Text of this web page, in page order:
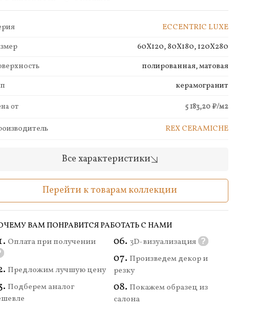
ECCENTRIC LUXE
60X120, 80X180, 120X280
полированная, матовая
керамогранит
от 5 183,20 ₽/м2
REX CERAMICHE
Все характеристики
Перейти к товарам коллекции
ВАМ ПОНРАВИТСЯ РАБОТАТЬ С НАМИ
Оплата при получении
Предложим лучшую цену
Подберем аналог
3D-визуализация ?
Произведем декор и
резку
Покажем образец из
салона